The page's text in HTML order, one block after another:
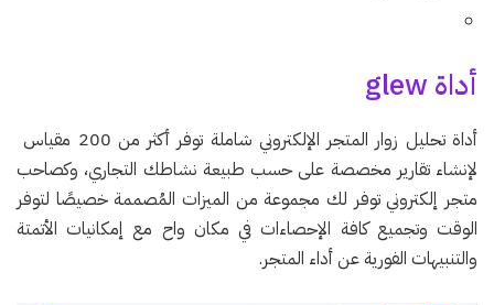
أداة glew
أداة تحليل زوار المتجر الإلكتروني شاملة توفر أكثر من 200 مقياس
لإنشاء تقارير مخصصة على حسب طبيعة نشاطك التجاري، وكصاحب
متجر إلكتروني توفر لك مجموعة من الميزات المُصممة خصيصًا لتوفر
الوقت وتجميع كافة الإحصاءات في مكان واح مع إمكانيات الأتمتة
والتنبيهات الفورية عن أداء المتجر.